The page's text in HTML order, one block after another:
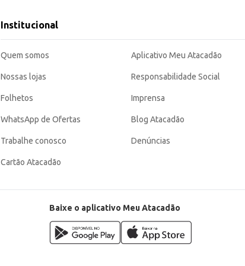
Institucional
Quem somos
Nossas lojas
Folhetos
WhatsApp de Ofertas
Trabalhe conosco
Cartão Atacadão
Aplicativo Meu Atacadão
Responsabilidade Social
Imprensa
Blog Atacadão
Denúncias
Baixe o aplicativo Meu Atacadão